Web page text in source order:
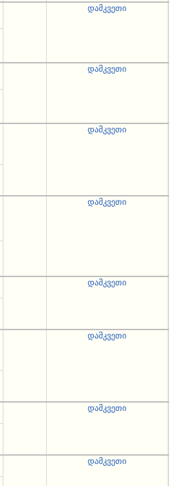
დამკვეთი
დამკვეთი
დამკვეთი
დამკვეთი
დამკვეთი
დამკვეთი
დამკვეთი
დამკვეთი